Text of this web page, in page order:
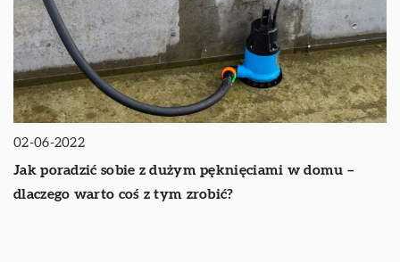
02-06-2022
Jak poradzić sobie z dużym pęknięciami w domu –
dlaczego warto coś z tym zrobić?